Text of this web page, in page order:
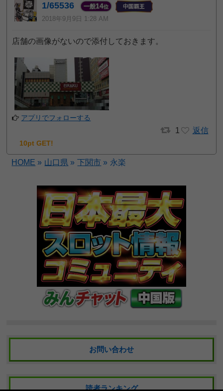
1/65536 一般14位
2018年9月9日 1:28 AM
店舗の画像がないので添付しておきます。
アプリでフォローする
1 返信
10pt GET!
HOME » 山口県 » 下関市 » 永楽
お問い合わせ
読者ランキング